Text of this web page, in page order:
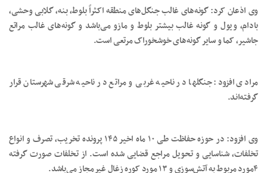
وی اذعان کرد: گونه‌های غالب جنگل‌های منطقه اکثراً بلوط، بنه، گلابی وحشی،
بادام، ویول و گونه غالب بیشتر بلوط و مازو می‌باشد و گونه‌های غالب مراتع
جاشیر، کما و سایر گونه‌های خوشخوراک مرتعی است.
مرادی افزود: جنگلها در ناحیه غربی و مراتع در ناحیه شرقی شهرستان قرار
گرفته‌اند.
وی افزود: در حوزه حفاظت طی ۱۰ ماه اخیر ۱۴۵ پرونده تخریب، تصرف و انواع
تخلفات، شناسایی و تحویل مراجع قضایی شده است. از تخلفات صورت گرفته
۴مورد مربوط به آتش‌سوزی و ۱۳ مورد کوره زغال غیرمجاز می‌باشد.